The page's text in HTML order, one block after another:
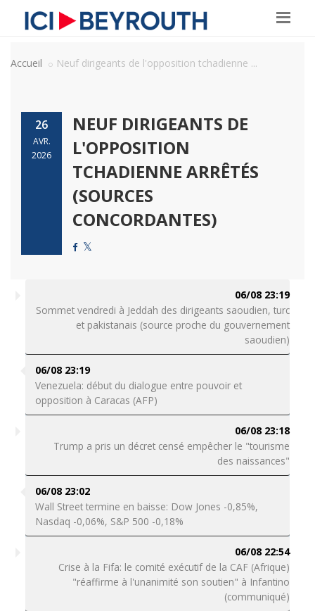
Accueil Neuf dirigeants de l'opposition tchadienne ...
26
AVR.
2026
NEUF DIRIGEANTS DE
L'OPPOSITION
TCHADIENNE ARRÊTÉS
(SOURCES
CONCORDANTES)
06/08 23:19
Sommet vendredi à Jeddah des dirigeants saoudien, turc
et pakistanais (source proche du gouvernement
saoudien)
06/08 23:19
Venezuela: début du dialogue entre pouvoir et
opposition à Caracas (AFP)
06/08 23:18
Trump a pris un décret censé empêcher le "tourisme
des naissances"
06/08 23:02
Wall Street termine en baisse: Dow Jones -0,85%,
Nasdaq -0,06%, S&P 500 -0,18%
06/08 22:54
Crise à la Fifa: le comité exécutif de la CAF (Afrique)
"réaffirme à l'unanimité son soutien" à Infantino
(communiqué)